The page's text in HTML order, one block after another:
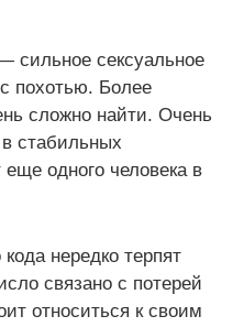
сильное сексуальное
похотью. Более
сложно найти. Очень
стабильных
одного человека в
нередко терпят
связано с потерей
относиться к своим